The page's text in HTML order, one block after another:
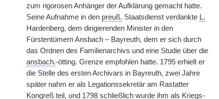
zum rigorosen Anhänger der Aufklärung gemacht hatte.
Seine Aufnahme in den preuß. Staatsdienst verdankte L.
Hardenberg, dem dirigierenden Minister in den
Fürstentümern Ansbach – Bayreuth, dem er sich durch
das Ordnen des Familienarchivs und eine Studie über die
ansbach.-ötting. Grenze empfohlen hatte. 1795 erhielt er
die Stelle des ersten Archivars in Bayreuth, zwei Jahre
später nahm er als Legationssekretär am Rastatter
Kongreß teil, und 1798 schließlich wurde ihm als Kriegs-